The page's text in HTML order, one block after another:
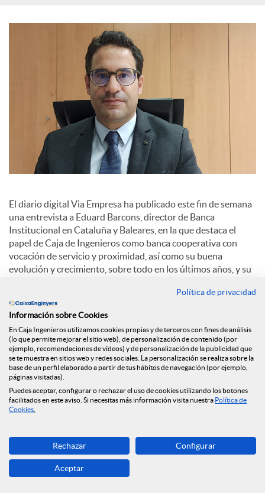
l
El diario digital Via Empresa ha publicado este fin de semana
una entrevista a Eduard Barcons, director de Banca
Institucional en Cataluña y Baleares, en la que destaca el
papel de Caja de Ingenieros como banca cooperativa con
vocación de servicio y proximidad, así como su buena
evolución y crecimiento, sobre todo en los últimos años, y su
Sobre el auge de las finanzas sostenibles, Eduard Barcons
comenta: “La integración de factores ambientales o sociales
puede provocar que la rentabilidad puede ser igual o
superior. Cada vez más la gente percibe que, además de la
rentabilidad económica, hay otros factores cómo la
En cuanto a la apuesta de Caja de Ingenieros por la
oficinas continuará siendo cómo ha sido siempre, progresivo.
Y hay una apuesta clarísima por la digitalización. El mejor
está para venir”.
Política de privacidad
Información sobre Cookies
En Caja Ingenieros utilizamos cookies propias y de terceros con fines de análisis
(lo que permite mejorar el sitio web), de personalización de contenido (por
ejemplo, recomendaciones de vídeos) y de personalización de la publicidad que
se te muestra en sitios web y redes sociales. La personalización se realiza sobre la
base de un perfil elaborado a partir de tus hábitos de navegación (por ejemplo,
páginas visitadas).
Puedes aceptar, configurar o rechazar el uso de cookies utilizando los botones
facilitados en este aviso. Si necesitas más información visita nuestra Política de
Cookies
Rechazar Configurar
Aceptar